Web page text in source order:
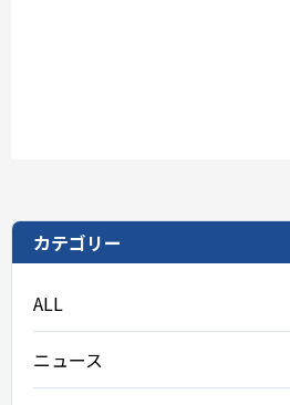
カテゴリー
ALL
ニュース